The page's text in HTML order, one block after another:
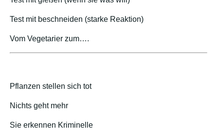
Test mit beschneiden (starke Reaktion)
Vom Vegetarier zum….
Pflanzen stellen sich tot
Nichts geht mehr
Sie erkennen Kriminelle